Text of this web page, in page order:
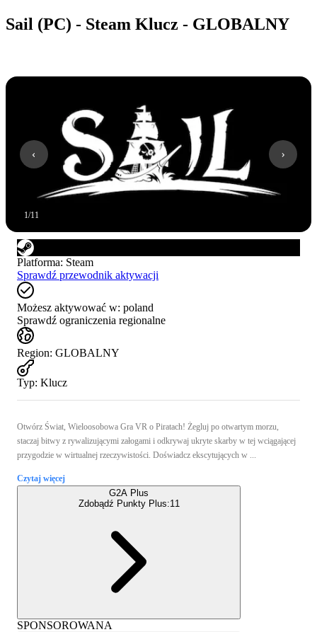
Sail (PC) - Steam Klucz - GLOBALNY
1/11
Platforma: Steam
Sprawdź przewodnik aktywacji
Możesz aktywować w: poland
Sprawdź ograniczenia regionalne
Region: GLOBALNY
Typ: Klucz
Otwórz Świat, Wieloosobowa Gra VR o Piratach! Żegluj po otwartym morzu,
staczaj bitwy z rywalizującymi załogami i odkrywaj ukryte skarby w tej wciągającej
przygodzie w wirtualnej rzeczywistości. Doświadcz ekscytujących w ...
Czytaj więcej
G2A Plus
Zdobądź Punkty Plus:11
SPONSOROWANA